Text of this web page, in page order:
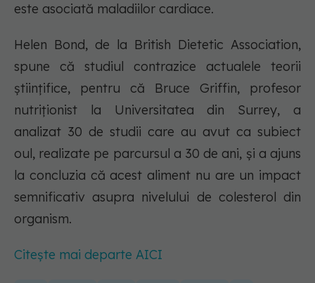
este asociată maladiilor cardiace.
Helen Bond, de la British Dietetic Association,
spune că studiul contrazice actualele teorii
ştiinţifice, pentru că Bruce Griffin, profesor
nutriţionist la Universitatea din Surrey, a
analizat 30 de studii care au avut ca subiect
oul, realizate pe parcursul a 30 de ani, şi a ajuns
la concluzia că acest aliment nu are un impact
semnificativ asupra nivelului de colesterol din
organism.
Citește mai departe AICI